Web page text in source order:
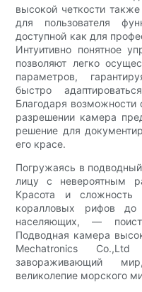
высокой четкости
для пользователя
доступной как для
Интуитивно понятное
позволяют легко
параметров,
быстро
Благодаря
разрешении камера
решение для
его красе.
Погружаясь в
лицу с невероятным
Красота и
коралловых рифов до
населяющих, —
Подводная камера
Mechatronics
завораживающий
великолепие морского